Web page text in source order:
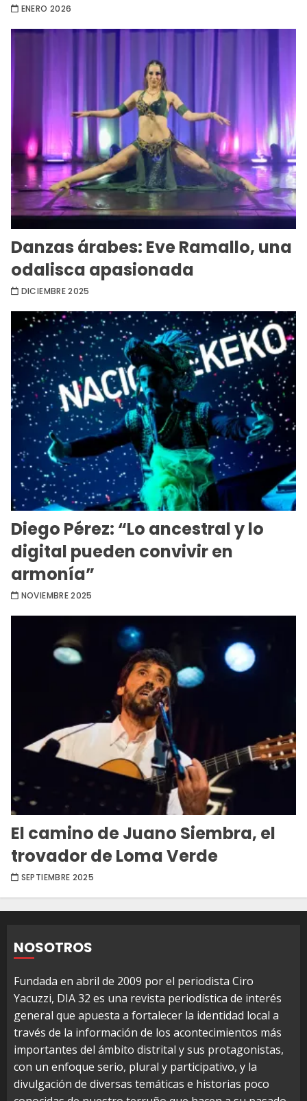
ENERO 2026
Danzas árabes: Eve Ramallo, una
odalisca apasionada
DICIEMBRE 2025
Diego Pérez: “Lo ancestral y lo
digital pueden convivir en
armonía”
NOVIEMBRE 2025
El camino de Juano Siembra, el
trovador de Loma Verde
SEPTIEMBRE 2025
NOSOTROS
Fundada en abril de 2009 por el periodista Ciro
Yacuzzi, DIA 32 es una revista periodística de interés
general que apuesta a fortalecer la identidad local a
través de la información de los acontecimientos más
importantes del ámbito distrital y sus protagonistas,
con un enfoque serio, plural y participativo, y la
divulgación de diversas temáticas e historias poco